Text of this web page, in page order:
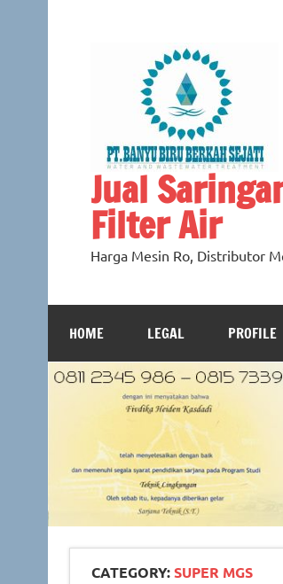
Jual
Filter Air
Harga Mesin Ro, Distributor
HOME LEGAL PROFILE
CATEGORY:SUPER MGS